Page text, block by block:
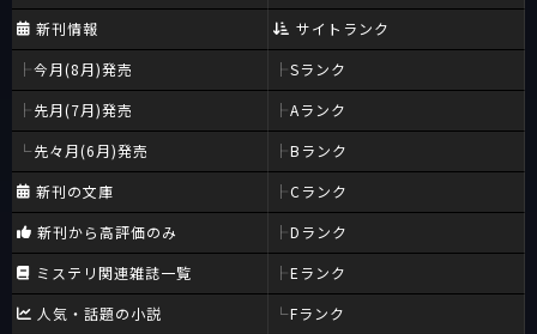
新刊情報
今月(8月)発売
先月(7月)発売
先々月(6月)発売
新刊の文庫
新刊から高評価のみ
ミステリ関連雑誌一覧
人気・話題の小説
サイトランク
Sランク
Aランク
Bランク
Cランク
Dランク
Eランク
Fランク